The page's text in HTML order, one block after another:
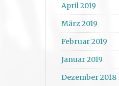
April 2019
März 2019
Februar 2019
Januar 2019
Dezember 2018